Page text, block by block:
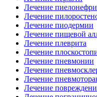
Лечение
Лечение
Лечение пиодермии
Лечение пищевой
Лечение плеврита
Лечение
Лечение пневмонии
Лечение
Лечение
Лечение